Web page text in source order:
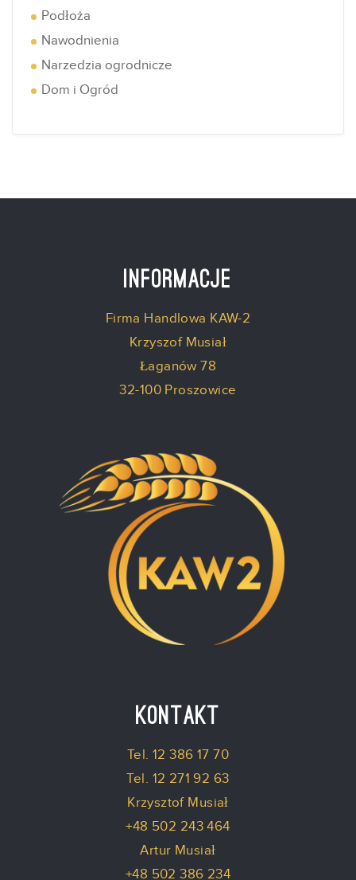
Podłoża
Nawodnienia
Narzedzia ogrodnicze
Dom i Ogród
Informacje
Firma Handlowa KAW-2
Krzyszof Musiał
Łaganów 78
32-100 Proszowice
Kontakt
Tel. 12 386 17 70
Tel. 12 271 92 63
Krzysztof Musiał
+48 502 243 464
Artur Musiał
+48 502 386 234